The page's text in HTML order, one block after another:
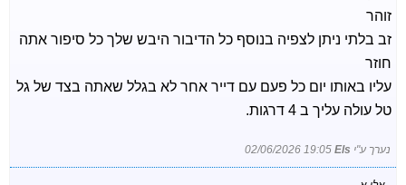
זוהר
זב בלתי ניתן לצפיה בנוסף כל הדיבור היבש שלך כל סיפור אתה
חוזר
עליו באותו יום כל פעם עם דייר אחר לא בגלל שאתה בצד של גל
טל עולה עליך ב 4 דרגות.
נערך ע"י Els
02/06/2026 19:05